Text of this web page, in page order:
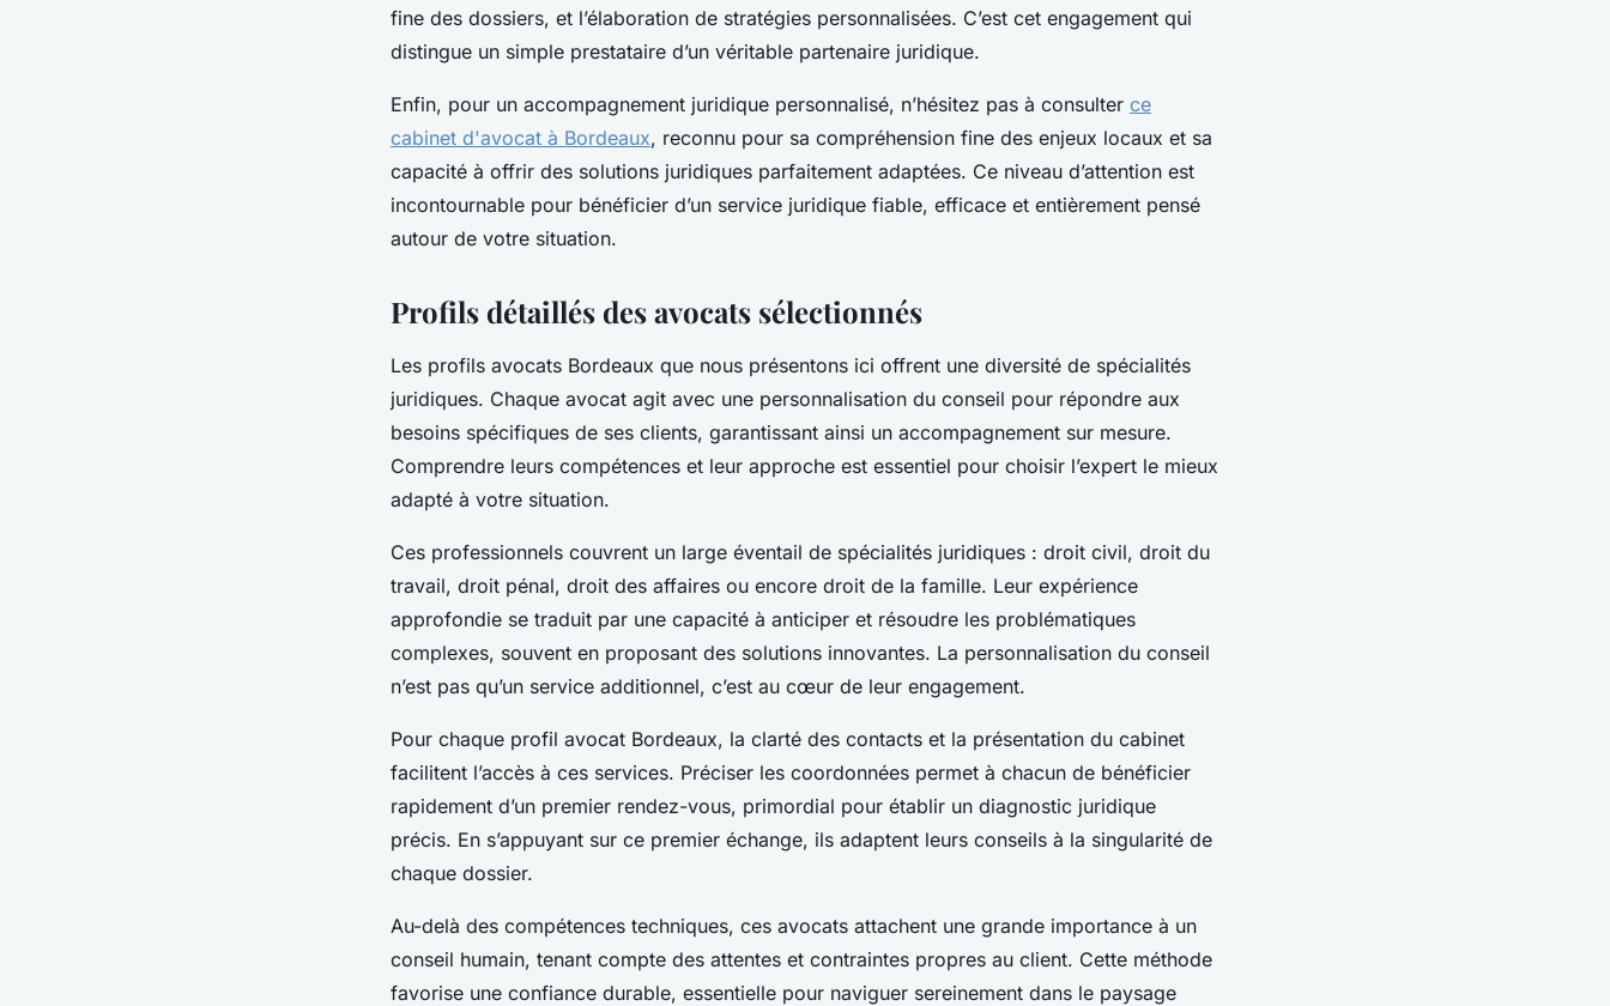
fine des dossiers, et l’élaboration de stratégies personnalisées. C’est cet engagement qui
distingue un simple prestataire d’un véritable partenaire juridique.
Enfin, pour un accompagnement juridique personnalisé, n’hésitez pas à consulter ce
cabinet d'avocat à Bordeaux, reconnu pour sa compréhension fine des enjeux locaux et sa
capacité à offrir des solutions juridiques parfaitement adaptées. Ce niveau d’attention est
incontournable pour bénéficier d’un service juridique fiable, efficace et entièrement pensé
autour de votre situation.
Profils détaillés des avocats sélectionnés
Les profils avocats Bordeaux que nous présentons ici offrent une diversité de spécialités
juridiques. Chaque avocat agit avec une personnalisation du conseil pour répondre aux
besoins spécifiques de ses clients, garantissant ainsi un accompagnement sur mesure.
Comprendre leurs compétences et leur approche est essentiel pour choisir l’expert le mieux
adapté à votre situation.
Ces professionnels couvrent un large éventail de spécialités juridiques : droit civil, droit du
travail, droit pénal, droit des affaires ou encore droit de la famille. Leur expérience
approfondie se traduit par une capacité à anticiper et résoudre les problématiques
complexes, souvent en proposant des solutions innovantes. La personnalisation du conseil
n’est pas qu’un service additionnel, c’est au cœur de leur engagement.
Pour chaque profil avocat Bordeaux, la clarté des contacts et la présentation du cabinet
facilitent l’accès à ces services. Préciser les coordonnées permet à chacun de bénéficier
rapidement d’un premier rendez-vous, primordial pour établir un diagnostic juridique
précis. En s’appuyant sur ce premier échange, ils adaptent leurs conseils à la singularité de
chaque dossier.
Au-delà des compétences techniques, ces avocats attachent une grande importance à un
conseil humain, tenant compte des attentes et contraintes propres au client. Cette méthode
favorise une confiance durable, essentielle pour naviguer sereinement dans le paysage